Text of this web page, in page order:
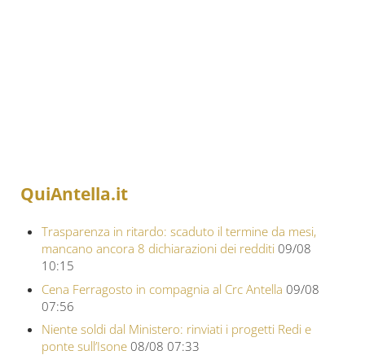
QuiAntella.it
Trasparenza in ritardo: scaduto il termine da mesi,
mancano ancora 8 dichiarazioni dei redditi 09/08
10:15
Cena Ferragosto in compagnia al Crc Antella 09/08
07:56
Niente soldi dal Ministero: rinviati i progetti Redi e
ponte sull’Isone 08/08 07:33